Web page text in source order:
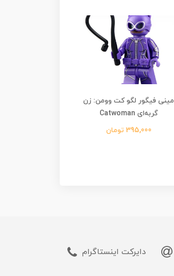
مینی فیگور لگو کت وومن: زن
گربه‌ای Catwoman
395,000 تومان
دایرکت اینستاگرام